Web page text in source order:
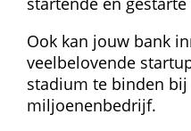
Ook kan jouw bank
veelbelovende
stadium te binden
miljoenenbedrijf.